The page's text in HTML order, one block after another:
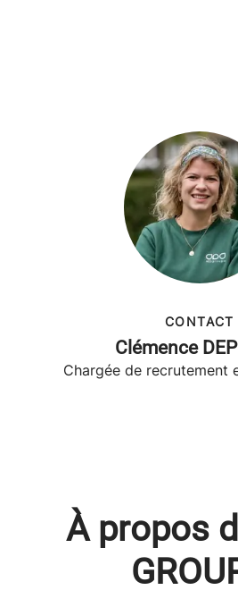
CONTACT
Clémence
Chargée de recrutement
À propos